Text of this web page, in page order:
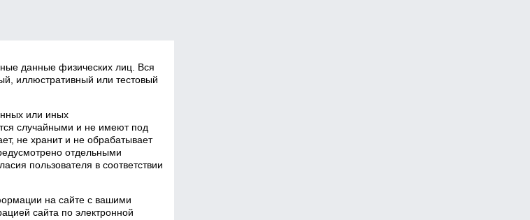
данные физических лиц. Вся
иллюстративный или тестовый
или иных
случайными и не имеют под
не хранит и не обрабатывает
отдельными
пользователя в соответствии
на сайте с вашими
сайта по электронной